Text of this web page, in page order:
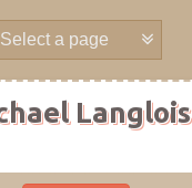
Langlois